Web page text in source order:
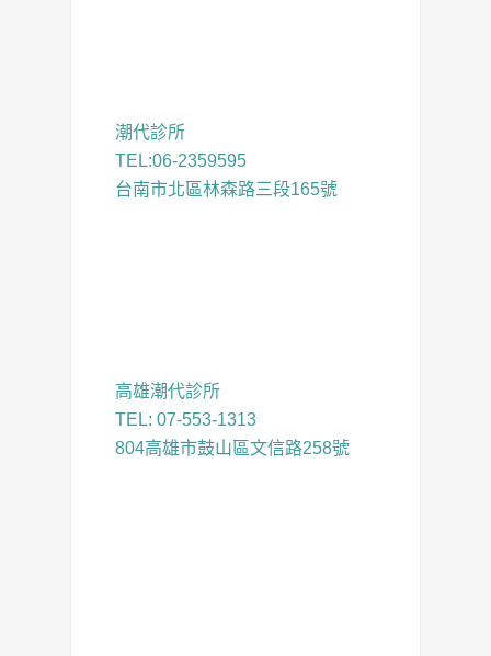
潮代診所
TEL:06-2359595
台南市北區林森路三段165號
高雄潮代診所
TEL: 07-553-1313
804高雄市鼓山區文信路258號